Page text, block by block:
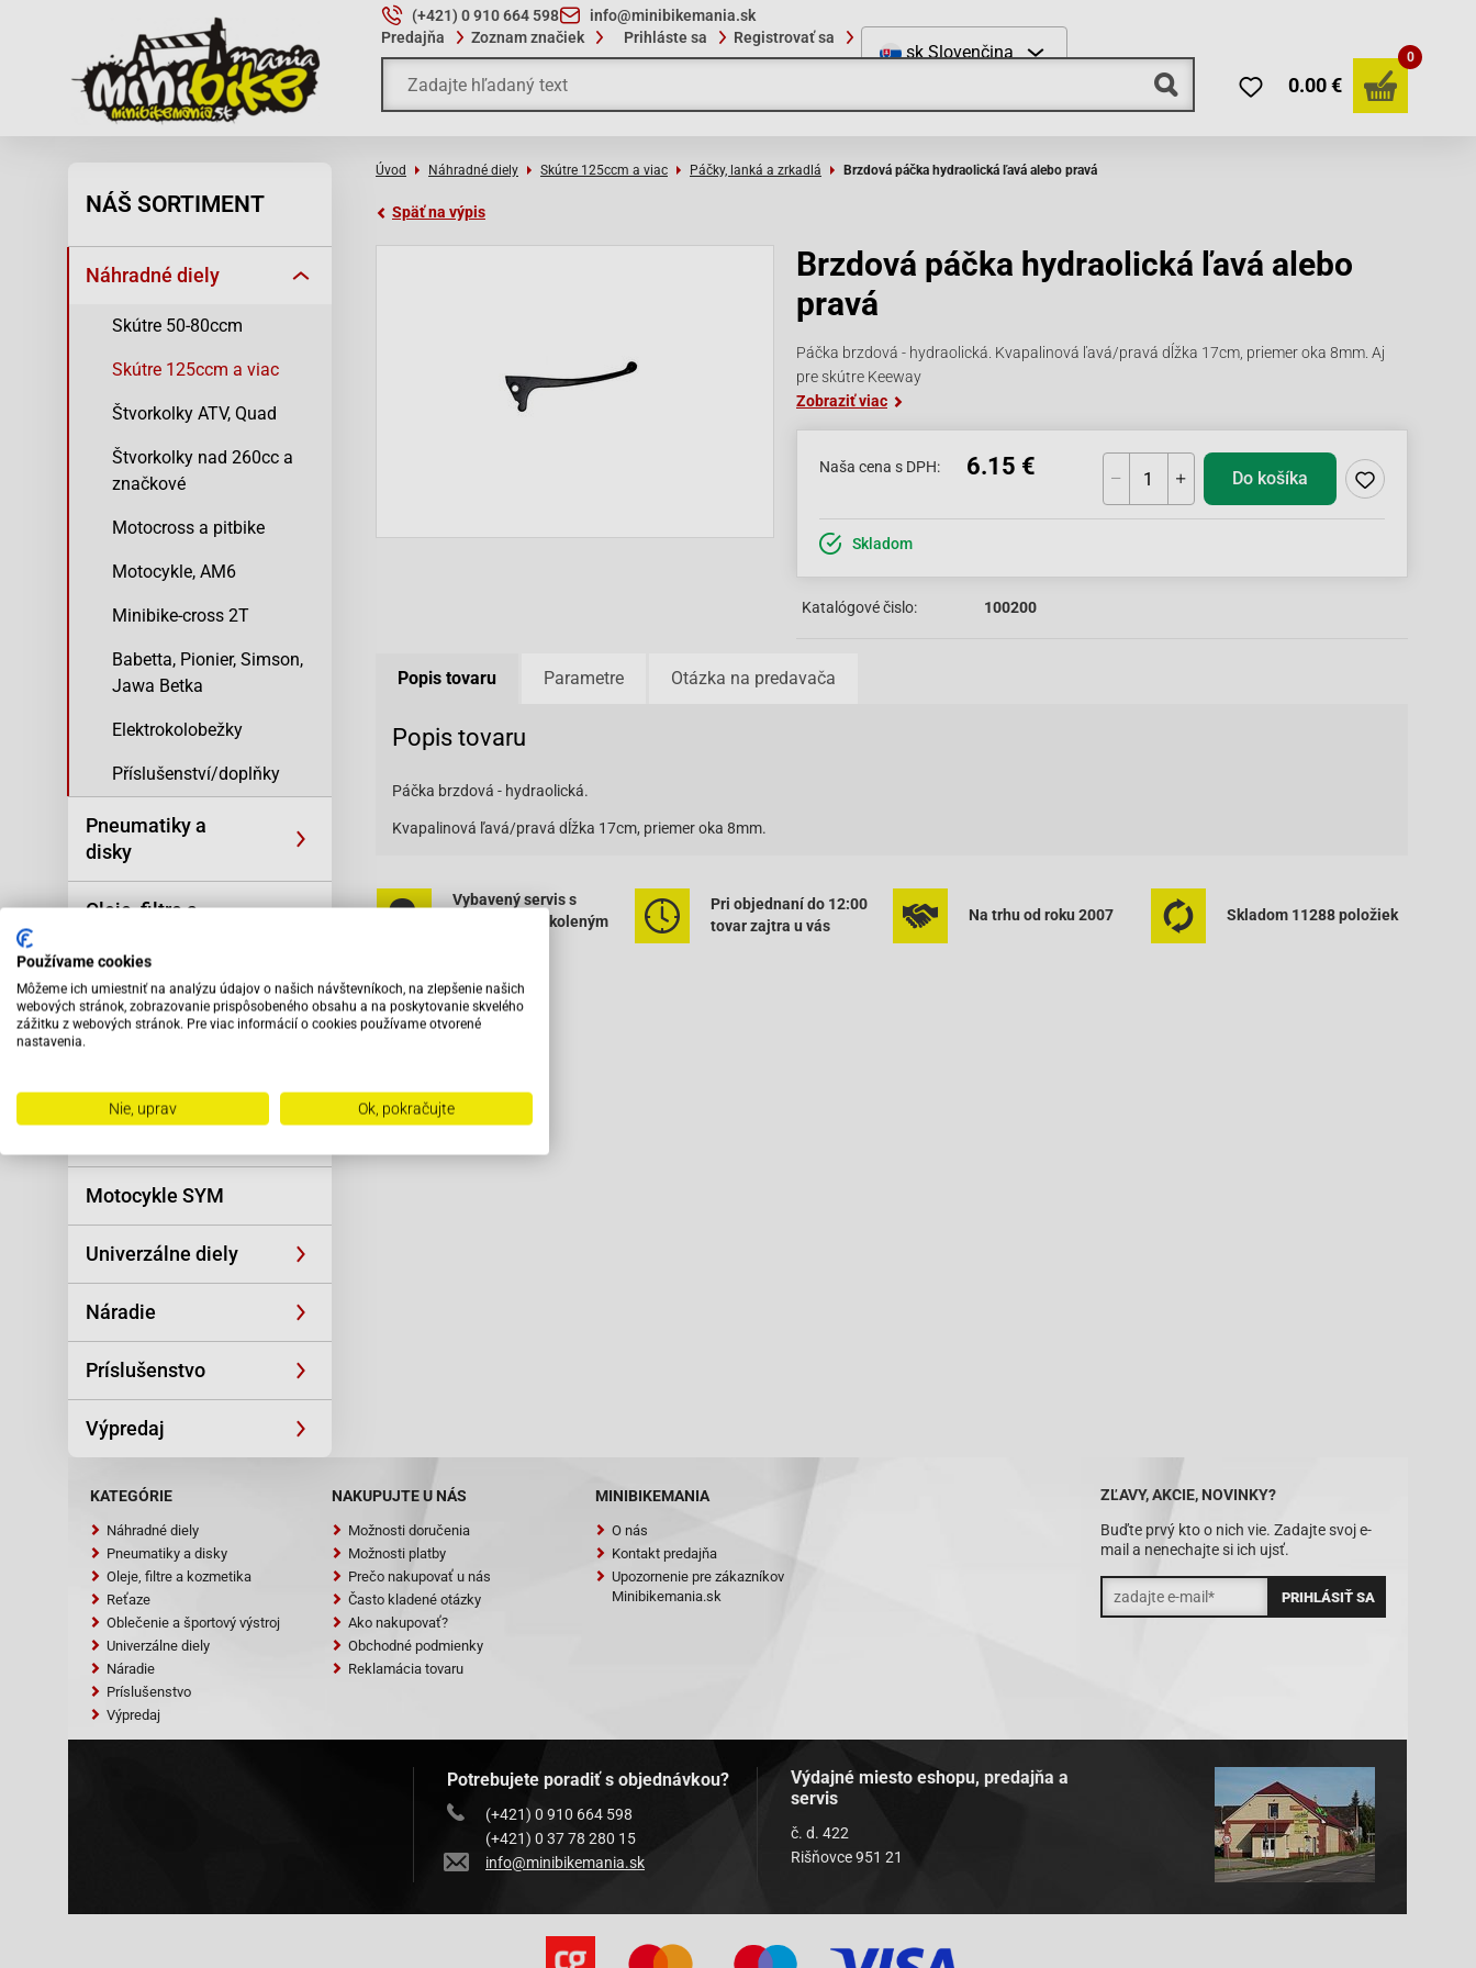
(+421) 0 910 664 598
info@minibikemania.sk
Predajňa
Zoznam značiek Prihláste sa Registrovať sa
sk Slovenčina
0.00 €
0
NÁŠ SORTIMENT
Náhradné diely
Skútre 50-80ccm
Skútre 125ccm a viac
Štvorkolky ATV, Quad
Štvorkolky nad 260cc a
značkové
Motocross a pitbike
Motocykle, AM6
Minibike-cross 2T
Babetta, Pionier, Simson,
Jawa Betka
Elektrokolobežky
Příslušenství/doplňky
Pneumatiky a
disky
Oleje, filtre a
Reťaze
Motocykle SYM
Univerzálne diely
Náradie
Príslušenstvo
Výpredaj
Úvod Náhradné diely Skútre 125ccm a viac Páčky, lanká a zrkadlá Brzdová páčka hydraolická ľavá alebo pravá
Späť na výpis
Brzdová páčka hydraolická ľavá alebo
pravá
Páčka brzdová - hydraolická. Kvapalinová ľavá/pravá dĺžka 17cm, priemer oka 8mm. Aj
pre skútre Keeway
Zobraziť viac
Naša cena s DPH: 6.15 € Do košíka
Skladom
Katalógové čislo: 100200
Popis tovaru Parametre Otázka na predavača
Popis tovaru
Páčka brzdová - hydraolická.
Kvapalinová ľavá/pravá dĺžka 17cm, priemer oka 8mm.
Vybavený servis s
odborným vyškoleným
Pri objednaní do 12:00
tovar zajtra u vás
Na trhu od roku 2007 Skladom 11288 položiek
ZĽAVY, AKCIE, NOVINKY?
Buďte prvý kto o nich vie. Zadajte svoj e-
mail a nenechajte si ich ujsť.
KATEGÓRIE
Náhradné diely
Pneumatiky a disky
Oleje, filtre a kozmetika
Reťaze
Oblečenie a športový výstroj
Univerzálne diely
Náradie
Príslušenstvo
Výpredaj
NAKUPUJTE U NÁS
Možnosti doručenia
Možnosti platby
Prečo nakupovať u nás
Často kladené otázky
Ako nakupovať?
Obchodné podmienky
Reklamácia tovaru
MINIBIKEMANIA
O nás
Kontakt predajňa
Upozornenie pre zákazníkov
Minibikemania.sk
Potrebujete poradiť s objednávkou?
(+421) 0 910 664 598
(+421) 0 37 78 280 15
info@minibikemania.sk
Výdajné miesto eshopu, predajňa a
servis
č. d. 422
Rišňovce 951 21
Používame cookies
Môžeme ich umiestniť na analýzu údajov o našich návštevníkoch, na zlepšenie našich
webových stránok, zobrazovanie prispôsobeného obsahu a na poskytovanie skvelého
zážitku z webových stránok. Pre viac informácií o cookies používame otvorené
nastavenia.
Nie, uprav Ok, pokračujte